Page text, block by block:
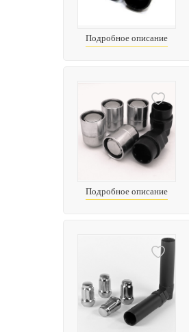
Подробное описание
Подробное описание